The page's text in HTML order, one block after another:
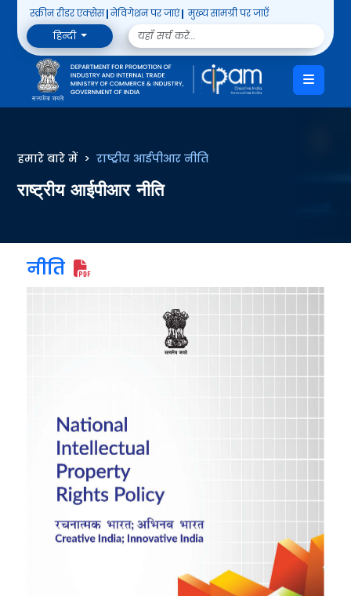
स्क्रीन रीडर एक्सेस नेविगेशन पर जाएं
मुख्य सामग्री पर जाएँ
हिन्दी
हमारे बारे में राष्ट्रीय आईपीआर नीति
राष्ट्रीय आईपीआर नीति
नीति